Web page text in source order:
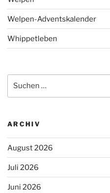
Welpen-Adventskalender
Whippetleben
nach:
ARCHIV
August 2026
Juli 2026
Juni 2026